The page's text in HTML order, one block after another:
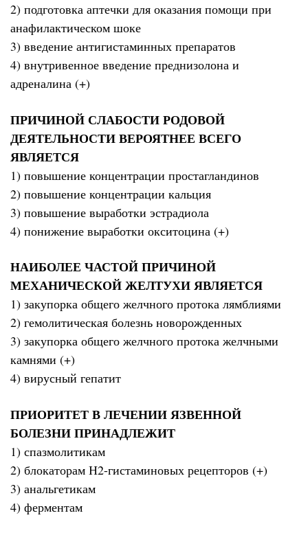
2) подготовка аптечки для оказания помощи при
анафилактическом шоке
3) введение антигистаминных препаратов
4) внутривенное введение преднизолона и
адреналина (+)
ПРИЧИНОЙ СЛАБОСТИ РОДОВОЙ
ДЕЯТЕЛЬНОСТИ ВЕРОЯТНЕЕ ВСЕГО
ЯВЛЯЕТСЯ
1) повышение концентрации простагландинов
2) повышение концентрации кальция
3) повышение выработки эстрадиола
4) понижение выработки окситоцина (+)
НАИБОЛЕЕ ЧАСТОЙ ПРИЧИНОЙ
МЕХАНИЧЕСКОЙ ЖЕЛТУХИ ЯВЛЯЕТСЯ
1) закупорка общего желчного протока лямблиями
2) гемолитическая болезнь новорожденных
3) закупорка общего желчного протока желчными
камнями (+)
4) вирусный гепатит
ПРИОРИТЕТ В ЛЕЧЕНИИ ЯЗВЕННОЙ
БОЛЕЗНИ ПРИНАДЛЕЖИТ
1) спазмолитикам
2) блокаторам Н2-гистаминовых рецепторов (+)
3) анальгетикам
4) ферментам